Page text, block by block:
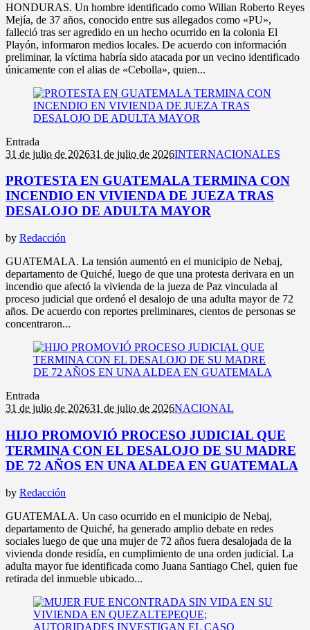
HONDURAS. Un hombre identificado como Wilian Roberto Reyes
Mejía, de 37 años, conocido entre sus allegados como «PU»,
falleció tras ser agredido en un hecho ocurrido en la colonia El
Playón, informaron medios locales. De acuerdo con información
preliminar, la víctima habría sido atacada por un vecino identificado
únicamente con el alias de «Cebolla», quien...
Entrada
31 de julio de 202631 de julio de 2026INTERNACIONALES
PROTESTA EN GUATEMALA TERMINA CON
INCENDIO EN VIVIENDA DE JUEZA TRAS
DESALOJO DE ADULTA MAYOR
by Redacción
GUATEMALA. La tensión aumentó en el municipio de Nebaj,
departamento de Quiché, luego de que una protesta derivara en un
incendio que afectó la vivienda de la jueza de Paz vinculada al
proceso judicial que ordenó el desalojo de una adulta mayor de 72
años. De acuerdo con reportes preliminares, cientos de personas se
concentraron...
Entrada
31 de julio de 202631 de julio de 2026NACIONAL
HIJO PROMOVIÓ PROCESO JUDICIAL QUE
TERMINA CON EL DESALOJO DE SU MADRE
DE 72 AÑOS EN UNA ALDEA EN GUATEMALA
by Redacción
GUATEMALA. Un caso ocurrido en el municipio de Nebaj,
departamento de Quiché, ha generado amplio debate en redes
sociales luego de que una mujer de 72 años fuera desalojada de la
vivienda donde residía, en cumplimiento de una orden judicial. La
adulta mayor fue identificada como Juana Santiago Chel, quien fue
retirada del inmueble ubicado...